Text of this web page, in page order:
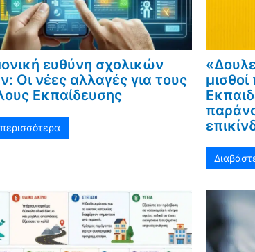
ευθύνη σχολικών
Οι νέες αλλαγές για τους
Εκπαίδευσης